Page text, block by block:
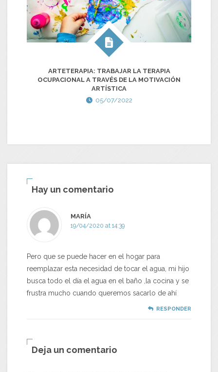
ARTETERAPIA: TRABAJAR LA TERAPIA
OCUPACIONAL A TRAVÉS DE LA MOTIVACIÓN
ARTÍSTICA
05/07/2022
Hay un comentario
MARÍA
19/04/2020 at 14:39
Pero que se puede hacer en el hogar para
reemplazar esta necesidad de tocar el agua, mi hijo
busca todo el día el agua en el baño ,la cocina y se
frustra mucho cuando queremos sacarlo de ahí
RESPONDER
Deja un comentario